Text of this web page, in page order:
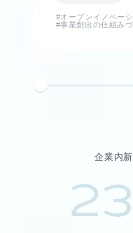
#オープンイノベー
#事業創出の仕組みづ
企業内